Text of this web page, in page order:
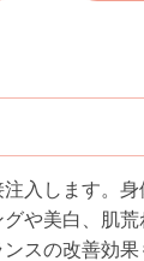
入します。
や美白、肌
スの改善効果